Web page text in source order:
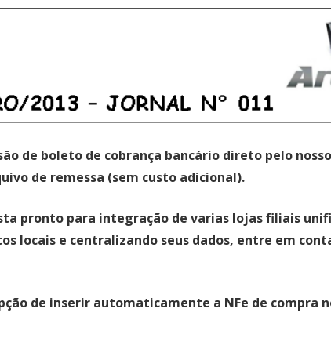
de boleto de cobrança bancário direto pelo
de remessa (sem custo adicional).
pronto para integração de varias lojas filiais
locais e centralizando seus dados, entre em
de inserir automaticamente a NFe de compra